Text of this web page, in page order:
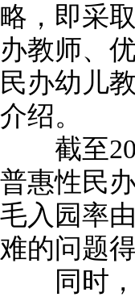
略，即采
办教师、
民办幼儿
介绍。
截至
普惠性民
毛入园率
难的问题
同时，